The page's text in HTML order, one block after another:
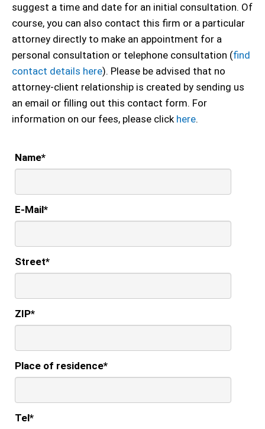
suggest a time and date for an initial consultation. Of
course, you can also contact this firm or a particular
attorney directly to make an appointment for a
personal consultation or telephone consultation (find
contact details here). Please be advised that no
attorney-client relationship is created by sending us
an email or filling out this contact form. For
information on our fees, please click here.
Name*
E-Mail*
Street*
ZIP*
Place of residence*
Tel*